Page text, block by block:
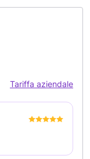
Tariffa aziendale